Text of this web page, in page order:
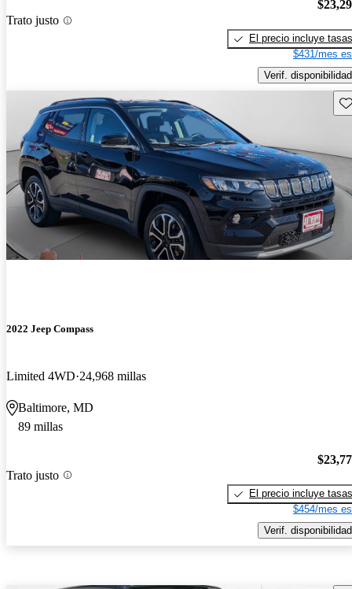
Trato justo
El precio incluye tasas
$431/mes
Verif. disponibilidad
2022 Jeep Compass
Limited 4WD 24,968 millas
Baltimore, MD
89 millas
Trato justo
El precio incluye tasas
$454/mes
Verif. disponibilidad